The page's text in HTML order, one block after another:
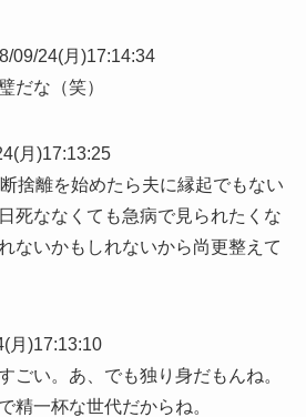
09/24(月)17:14:34
だな（笑）
月)17:13:25
捨離を始めたら夫に縁起でもない
死ななくても急病で見られたくな
ないかもしれないから尚更整えて
月)17:13:10
ごい。あ、でも独り身だもんね。
精一杯な世代だからね。